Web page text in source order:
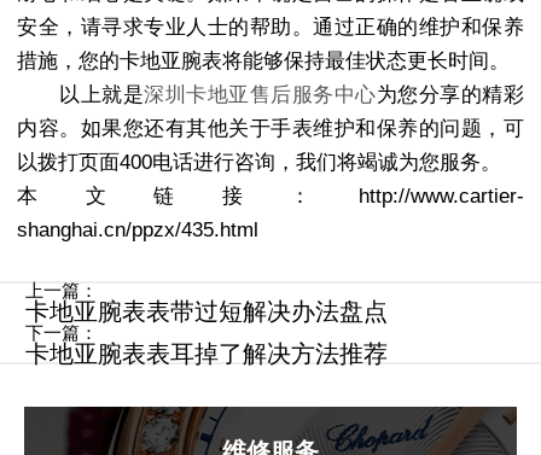
安全，请寻求专业人士的帮助。通过正确的维护和保养
措施，您的卡地亚腕表将能够保持最佳状态更长时间。
以上就是深圳卡地亚售后服务中心为您分享的精彩
内容。如果您还有其他关于手表维护和保养的问题，可
以拨打页面400电话进行咨询，我们将竭诚为您服务。
本文链接：http://www.cartier-
shanghai.cn/ppzx/435.html
上一篇：
卡地亚腕表表带过短解决办法盘点
下一篇：
卡地亚腕表表耳掉了解决方法推荐